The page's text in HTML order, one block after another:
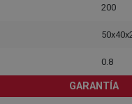
200
0.8
GARANTÍA